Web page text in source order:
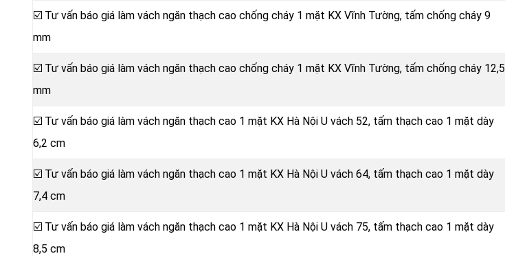
☑️ Tư vấn báo giá làm vách ngăn thạch cao chống cháy 1 mặt KX Vĩnh Tường, tấm chống cháy 9
mm
☑️ Tư vấn báo giá làm vách ngăn thạch cao chống cháy 1 mặt KX Vĩnh Tường, tấm chống cháy 12,5
mm
☑️ Tư vấn báo giá làm vách ngăn thạch cao 1 mặt KX Hà Nội U vách 52, tấm thạch cao 1 mặt dày
6,2 cm
☑️ Tư vấn báo giá làm vách ngăn thạch cao 1 mặt KX Hà Nội U vách 64, tấm thạch cao 1 mặt dày
7,4 cm
☑️ Tư vấn báo giá làm vách ngăn thạch cao 1 mặt KX Hà Nội U vách 75, tấm thạch cao 1 mặt dày
8,5 cm